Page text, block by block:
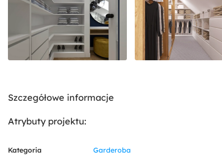
Szczegółowe informacje
Atrybuty projektu:
Kategoria Garderoba